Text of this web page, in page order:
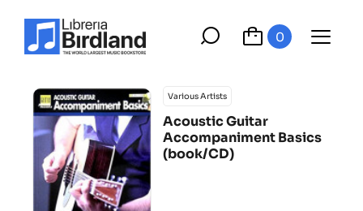
0
Various Artists
Acoustic Guitar
Accompaniment Basics
(book/CD)